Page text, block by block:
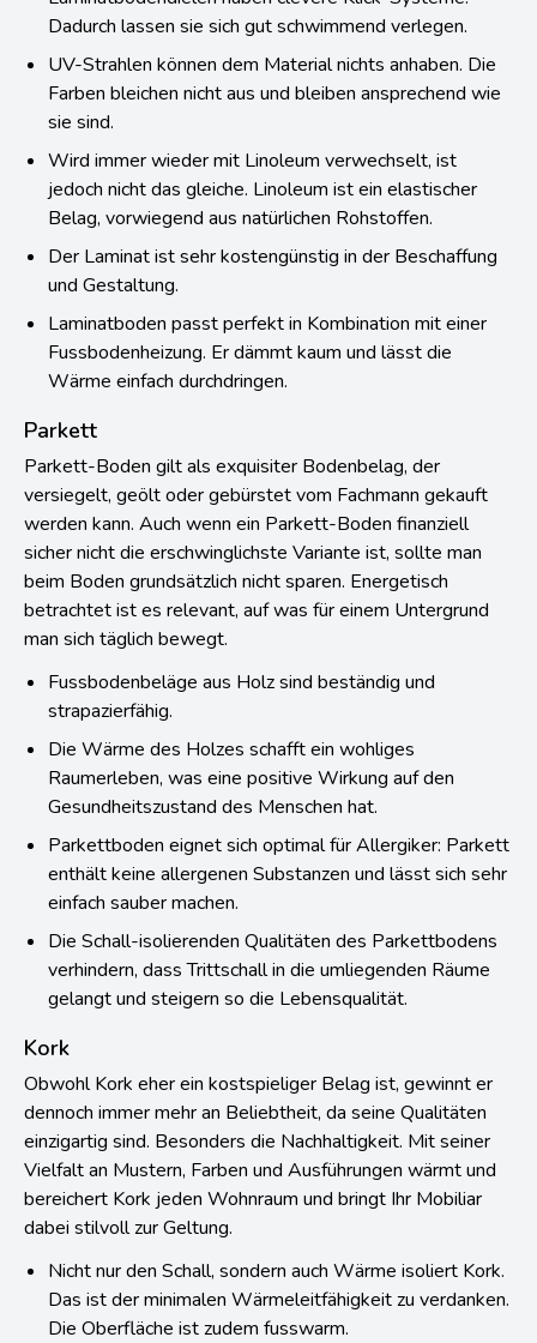
Dadurch lassen sie sich gut schwimmend verlegen.
UV-Strahlen können dem Material nichts anhaben. Die
Farben bleichen nicht aus und bleiben ansprechend wie
sie sind.
Wird immer wieder mit Linoleum verwechselt, ist
jedoch nicht das gleiche. Linoleum ist ein elastischer
Belag, vorwiegend aus natürlichen Rohstoffen.
Der Laminat ist sehr kostengünstig in der Beschaffung
und Gestaltung.
Laminatboden passt perfekt in Kombination mit einer
Fussbodenheizung. Er dämmt kaum und lässt die
Wärme einfach durchdringen.
Parkett
Parkett-Boden gilt als exquisiter Bodenbelag, der
versiegelt, geölt oder gebürstet vom Fachmann gekauft
werden kann. Auch wenn ein Parkett-Boden finanziell
sicher nicht die erschwinglichste Variante ist, sollte man
beim Boden grundsätzlich nicht sparen. Energetisch
betrachtet ist es relevant, auf was für einem Untergrund
man sich täglich bewegt.
Fussbodenbeläge aus Holz sind beständig und
strapazierfähig.
Die Wärme des Holzes schafft ein wohliges
Raumerleben, was eine positive Wirkung auf den
Gesundheitszustand des Menschen hat.
Parkettboden eignet sich optimal für Allergiker: Parkett
enthält keine allergenen Substanzen und lässt sich sehr
einfach sauber machen.
Die Schall-isolierenden Qualitäten des Parkettbodens
verhindern, dass Trittschall in die umliegenden Räume
gelangt und steigern so die Lebensqualität.
Kork
Obwohl Kork eher ein kostspieliger Belag ist, gewinnt er
dennoch immer mehr an Beliebtheit, da seine Qualitäten
einzigartig sind. Besonders die Nachhaltigkeit. Mit seiner
Vielfalt an Mustern, Farben und Ausführungen wärmt und
bereichert Kork jeden Wohnraum und bringt Ihr Mobiliar
dabei stilvoll zur Geltung.
Nicht nur den Schall, sondern auch Wärme isoliert Kork.
Das ist der minimalen Wärmeleitfähigkeit zu verdanken.
Die Oberfläche ist zudem fusswarm.